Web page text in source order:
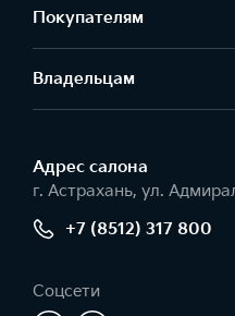
Покупателям
Владельцам
Адрес салонa
г. Астрахань, ул.
+7 (8512) 317 800
Соцсети